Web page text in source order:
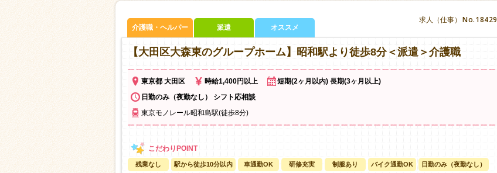
求人（仕事） No.18429
介護職・ヘルパー 派遣 オススメ
【大田区大森東のグループホーム】昭和駅より徒歩8分＜派遣＞介護職
東京都 大田区 時給1,400円以上
短期(2ヶ月以内) 長期(3ヶ月以上)
日勤のみ（夜勤なし） シフト応相談
東京モノレール昭和島駅(徒歩8分)
残業なし 駅から徒歩10分以内 車通勤OK 研修充実 制服あり バイク通勤OK 日勤のみ（夜勤なし）